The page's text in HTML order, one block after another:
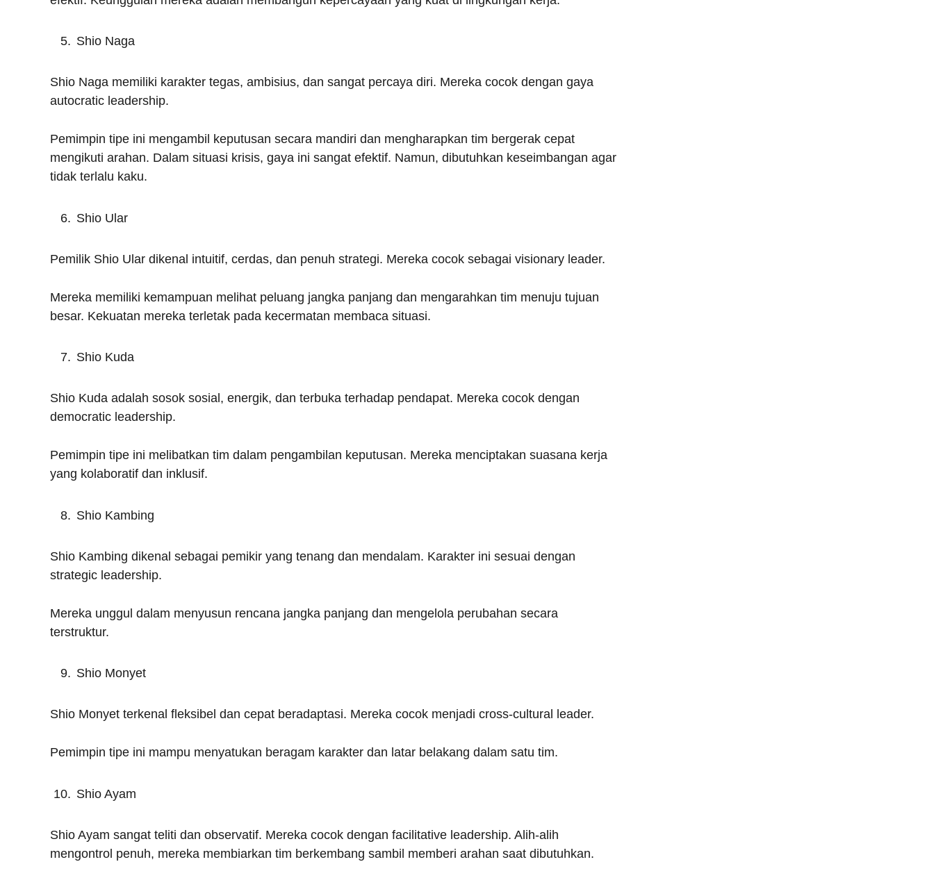
Shio Naga
Shio Naga memiliki karakter tegas, ambisius, dan sangat percaya diri. Mereka cocok dengan gaya
autocratic leadership.
Pemimpin tipe ini mengambil keputusan secara mandiri dan mengharapkan tim bergerak cepat
mengikuti arahan. Dalam situasi krisis, gaya ini sangat efektif. Namun, dibutuhkan keseimbangan agar
tidak terlalu kaku.
Shio Ular
Pemilik Shio Ular dikenal intuitif, cerdas, dan penuh strategi. Mereka cocok sebagai visionary leader.
Mereka memiliki kemampuan melihat peluang jangka panjang dan mengarahkan tim menuju tujuan
besar. Kekuatan mereka terletak pada kecermatan membaca situasi.
Shio Kuda
Shio Kuda adalah sosok sosial, energik, dan terbuka terhadap pendapat. Mereka cocok dengan
democratic leadership.
Pemimpin tipe ini melibatkan tim dalam pengambilan keputusan. Mereka menciptakan suasana kerja
yang kolaboratif dan inklusif.
Shio Kambing
Shio Kambing dikenal sebagai pemikir yang tenang dan mendalam. Karakter ini sesuai dengan
strategic leadership.
Mereka unggul dalam menyusun rencana jangka panjang dan mengelola perubahan secara
terstruktur.
Shio Monyet
Shio Monyet terkenal fleksibel dan cepat beradaptasi. Mereka cocok menjadi cross-cultural leader.
Pemimpin tipe ini mampu menyatukan beragam karakter dan latar belakang dalam satu tim.
Shio Ayam
Shio Ayam sangat teliti dan observatif. Mereka cocok dengan facilitative leadership. Alih-alih
mengontrol penuh, mereka membiarkan tim berkembang sambil memberi arahan saat dibutuhkan.